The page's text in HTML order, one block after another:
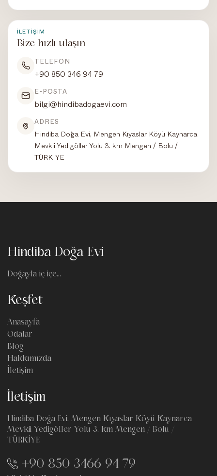
İLETIŞIM
Bize hızlı ulaşın
TELEFON
+90 850 346 94 79
E-POSTA
bilgi@hindibadogaevi.com
ADRES
Hindiba Doğa Evi, Mengen Kıyaslar Köyü Kaynarca
Mevkii Yedigöller Yolu 3. km Mengen / Bolu /
TÜRKİYE
Hindiba Doğa Evi
Doğayla iç içe...
Keşfet
Anasayfa
Odalar
Blog
Hakkımızda
İletişim
İletişim
Hindiba Doğa Evi, Mengen Kıyaslar Köyü Kaynarca
Mevkii Yedigöller Yolu 3. km Mengen / Bolu /
TÜRKİYE
+90 850 3466 94 79